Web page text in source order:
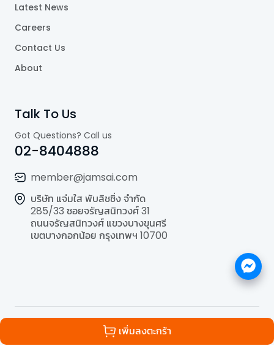
เพิ่มลงตะกร้า
Latest News
Careers
Contact Us
About
Talk To Us
Got Questions? Call us
02-8404888
member@jamsai.com
บริษัท แจ่มใส พับลิชชิ่ง จำกัด
285/33 ซอยจรัญสนิทวงศ์ 31
ถนนจรัญสนิทวงศ์ แขวงบางขุนศรี
เขตบางกอกน้อย กรุงเทพฯ 10700
All Rights Reserved | Powered by